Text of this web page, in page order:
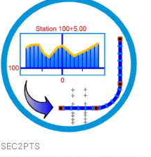
SEC2PTS